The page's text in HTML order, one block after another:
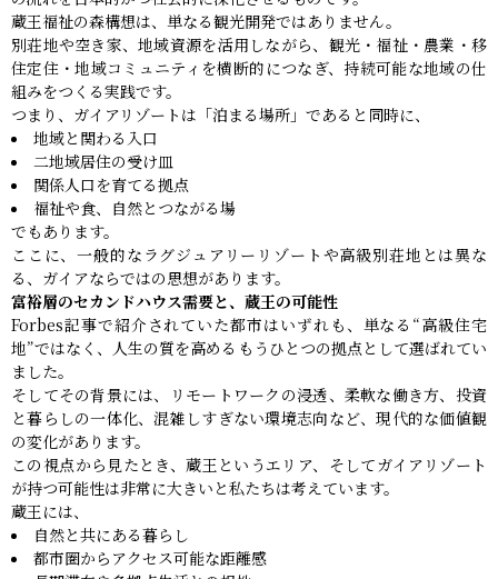
蔵王福祉の森構想は、単なる観光開発ではありません。
別荘地や空き家、地域資源を活用しながら、観光・福祉・農業・移
住定住・地域コミュニティを横断的につなぎ、持続可能な地域の仕
組みをつくる実践です。
つまり、ガイアリゾートは「泊まる場所」であると同時に、
地域と関わる入口
二地域居住の受け皿
関係人口を育てる拠点
福祉や食、自然とつながる場
でもあります。
ここに、一般的なラグジュアリーリゾートや高級別荘地とは異な
る、ガイアならではの思想があります。
富裕層のセカンドハウス需要と、蔵王の可能性
Forbes記事で紹介されていた都市はいずれも、単なる“高級住宅
地”ではなく、人生の質を高めるもうひとつの拠点として選ばれてい
ました。
そしてその背景には、リモートワークの浸透、柔軟な働き方、投資
と暮らしの一体化、混雑しすぎない環境志向など、現代的な価値観
の変化があります。
この視点から見たとき、蔵王というエリア、そしてガイアリゾート
が持つ可能性は非常に大きいと私たちは考えています。
蔵王には、
自然と共にある暮らし
都市圏からアクセス可能な距離感